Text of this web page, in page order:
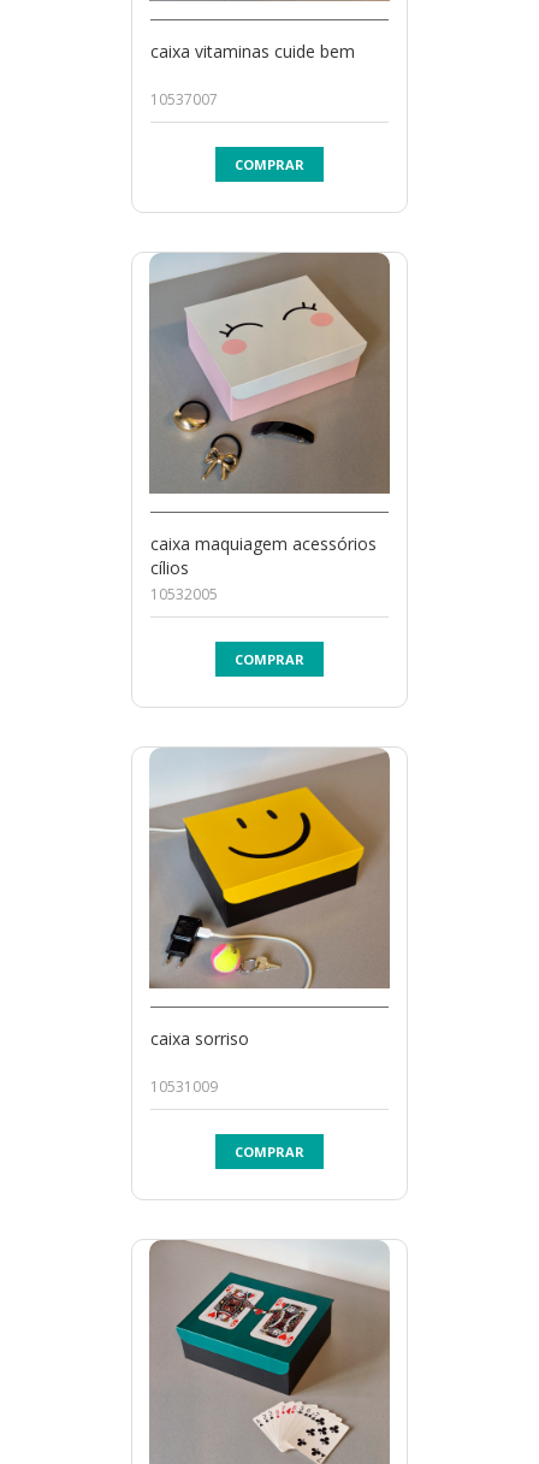
caixa vitaminas cuide bem
10537007
COMPRAR
caixa maquiagem acessórios
cílios
10532005
COMPRAR
caixa sorriso
10531009
COMPRAR